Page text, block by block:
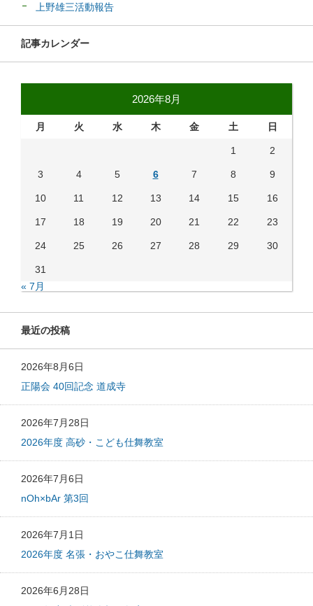
上野雄三活動報告
記事カレンダー
2026年8月
月 火 水 木 金 土 日
1 2
3 4 5 6 7 8 9
10 11 12 13 14 15 16
17 18 19 20 21 22 23
24 25 26 27 28 29 30
31
« 7月
最近の投稿
2026年8月6日
正陽会 40回記念 道成寺
2026年7月28日
2026年度 高砂・こども仕舞教室
2026年7月6日
nOh×bAr 第3回
2026年7月1日
2026年度 名張・おやこ仕舞教室
2026年6月28日